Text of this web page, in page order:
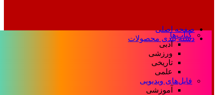
صفحه اصلی
دسته بندی محصولات
کتاب‌ها
ادبی
ورزشی
تاریخی
علمی
فایل‌های ویدیویی
آموزشی